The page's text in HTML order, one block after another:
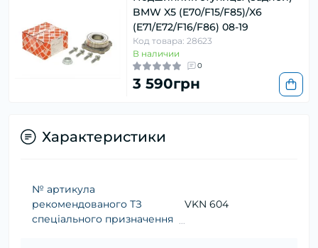
BMW X5 (E70/F15/F85)/X6
(E71/E72/F16/F86) 08-19
Код товара: 28623
В наличии
0
3 590грн
Характеристики
№ артикула
рекомендованого ТЗ
спеціального призначення
VKN 604